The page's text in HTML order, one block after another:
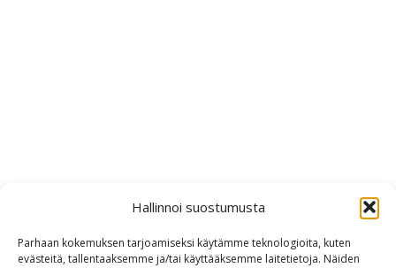
Hallinnoi suostumusta
Parhaan kokemuksen tarjoamiseksi käytämme teknologioita, kuten
evästeitä, tallentaaksemme ja/tai käyttääksemme laitetietoja. Näiden